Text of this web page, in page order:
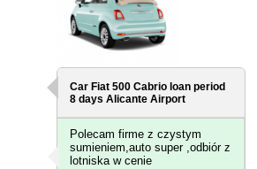
Car Fiat 500 Cabrio loan period
8 daysAlicante Airport
Polecam firme z czystym
sumieniem,auto super ,odbiór z
lotniska w cenie